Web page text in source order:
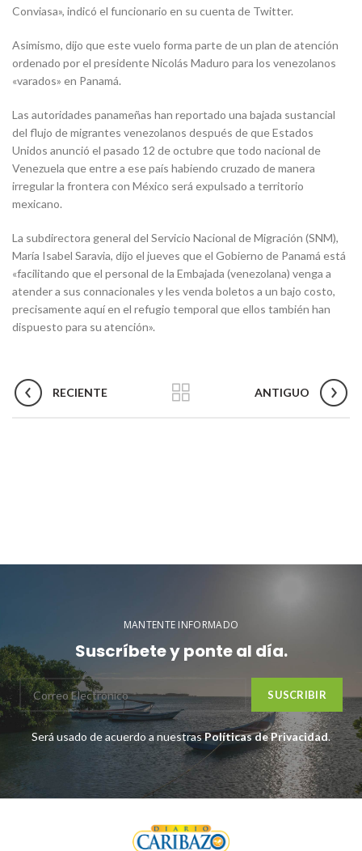
Conviasa», indicó el funcionario en su cuenta de Twitter.
Asimismo, dijo que este vuelo forma parte de un plan de atención
ordenado por el presidente Nicolás Maduro para los venezolanos
«varados» en Panamá.
Las autoridades panameñas han reportado una bajada sustancial
del flujo de migrantes venezolanos después de que Estados
Unidos anunció el pasado 12 de octubre que todo nacional de
Venezuela que entre a ese país habiendo cruzado de manera
irregular la frontera con México será expulsado a territorio
mexicano.
La subdirectora general del Servicio Nacional de Migración (SNM),
María Isabel Saravia, dijo el jueves que el Gobierno de Panamá está
«facilitando que el personal de la Embajada (venezolana) venga a
atender a sus connacionales y les venda boletos a un bajo costo,
precisamente aquí en el refugio temporal que ellos también han
dispuesto para su atención».
RECIENTE ANTIGUO
MANTENTE INFORMADO
Suscríbete y ponte al día.
Será usado de acuerdo a nuestrasPolíticas de Privacidad.